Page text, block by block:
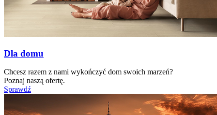
Dla domu
Chcesz razem z nami wykończyć dom swoich marzeń?
Poznaj naszą ofertę.
Sprawdź